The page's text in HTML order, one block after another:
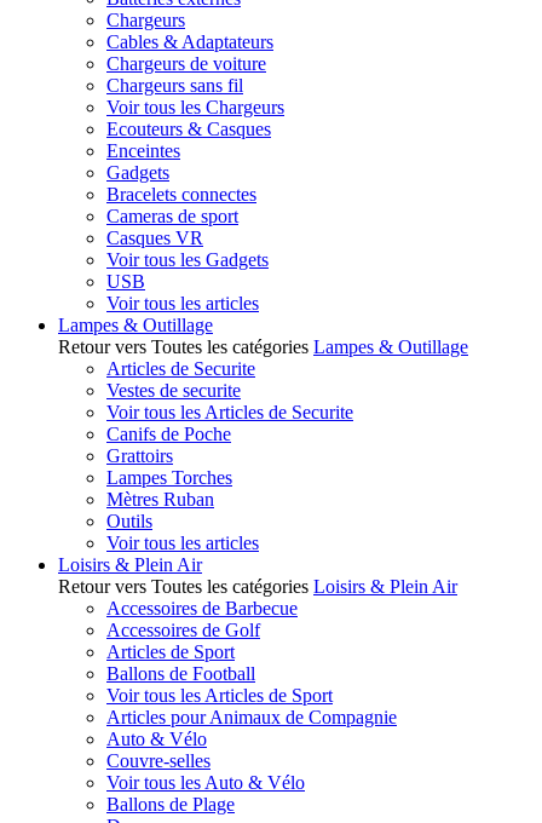
Chargeurs
Cables & Adaptateurs
Chargeurs de voiture
Chargeurs sans fil
Voir tous les Chargeurs
Ecouteurs & Casques
Enceintes
Gadgets
Bracelets connectes
Cameras de sport
Casques VR
Voir tous les Gadgets
USB
Voir tous les articles
Lampes & Outillage
Retour vers Toutes les catégories Lampes & Outillage
Articles de Securite
Vestes de securite
Voir tous les Articles de Securite
Canifs de Poche
Grattoirs
Lampes Torches
Mètres Ruban
Outils
Voir tous les articles
Loisirs & Plein Air
Retour vers Toutes les catégories Loisirs & Plein Air
Accessoires de Barbecue
Accessoires de Golf
Articles de Sport
Ballons de Football
Voir tous les Articles de Sport
Articles pour Animaux de Compagnie
Auto & Vélo
Couvre-selles
Voir tous les Auto & Vélo
Ballons de Plage